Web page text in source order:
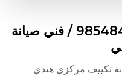
صيانة تكييف الخالدية / 98548488 / فني صيانة
تكييف مركزي هندي